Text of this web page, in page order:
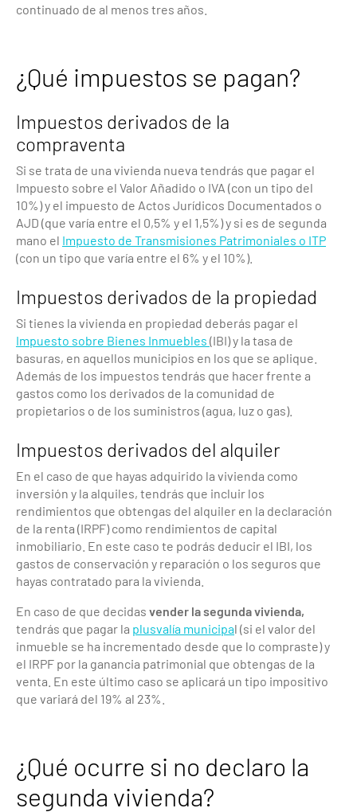
continuado de al menos tres años.
¿Qué impuestos se pagan?
Impuestos derivados de la
compraventa
Si se trata de una vivienda nueva tendrás que pagar el
Impuesto sobre el Valor Añadido o IVA (con un tipo del
10%) y el impuesto de Actos Jurídicos Documentados o
AJD (que varía entre el 0,5% y el 1,5%) y si es de segunda
mano el Impuesto de Transmisiones Patrimoniales o ITP
(con un tipo que varía entre el 6% y el 10%).
Impuestos derivados de la propiedad
Si tienes la vivienda en propiedad deberás pagar el
Impuesto sobre Bienes Inmuebles (IBI) y la tasa de
basuras, en aquellos municipios en los que se aplique.
Además de los impuestos tendrás que hacer frente a
gastos como los derivados de la comunidad de
propietarios o de los suministros (agua, luz o gas).
Impuestos derivados del alquiler
En el caso de que hayas adquirido la vivienda como
inversión y la alquiles, tendrás que incluir los
rendimientos que obtengas del alquiler en la declaración
de la renta (IRPF) como rendimientos de capital
inmobiliario. En este caso te podrás deducir el IBI, los
gastos de conservación y reparación o los seguros que
hayas contratado para la vivienda.
En caso de que decidas vender la segunda vivienda,
tendrás que pagar la plusvalía municipal (si el valor del
inmueble se ha incrementado desde que lo compraste) y
el IRPF por la ganancia patrimonial que obtengas de la
venta. En este último caso se aplicará un tipo impositivo
que variará del 19% al 23%.
¿Qué ocurre si no declaro la
segunda vivienda?